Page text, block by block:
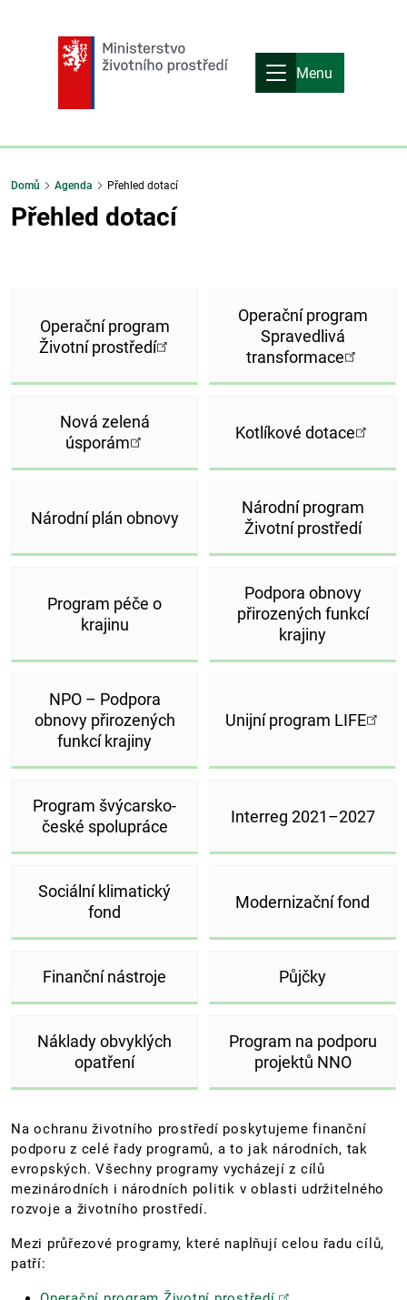
Menu
Domů Agenda Přehled dotací
Přehled dotací
Operační program
Životní prostředí
Operační program
Spravedlivá
transformace
Nová zelená
úsporám
Kotlíkové dotace
Národní plán obnovy
Národní program
Životní prostředí
Program péče o
krajinu
Podpora obnovy
přirozených funkcí
krajiny
NPO – Podpora
obnovy přirozených
funkcí krajiny
Unijní program LIFE
Program švýcarsko-
české spolupráce
Interreg 2021–2027
Sociální klimatický
fond
Modernizační fond
Finanční nástroje Půjčky
Náklady obvyklých
opatření
Program na podporu
projektů NNO
Na ochranu životního prostředí poskytujeme finanční
podporu z celé řady programů, a to jak národních, tak
evropských. Všechny programy vycházejí z cílů
mezinárodních i národních politik v oblasti udržitelného
rozvoje a životního prostředí.
Mezi průřezové programy, které naplňují celou řadu cílů,
patří: